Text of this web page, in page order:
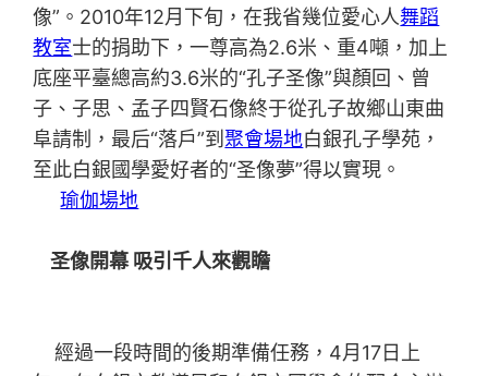
像”。2010年12月下旬，在我省幾位愛心人舞蹈
教室士的捐助下，一尊高為2.6米、重4噸，加上
底座平臺總高約3.6米的“孔子圣像”與顏回、曾
子、子思、孟子四賢石像終于從孔子故鄉山東曲
阜請制，最后“落戶”到聚會場地白銀孔子學苑，
至此白銀國學愛好者的“圣像夢”得以實現。
瑜伽場地
圣像開幕 吸引千人來觀瞻
經過一段時間的後期準備任務，4月17日上